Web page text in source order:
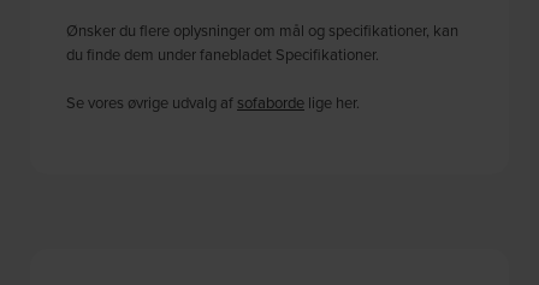
Ønsker du flere oplysninger om mål og specifikationer, kan
du finde dem under fanebladet Specifikationer.
Se vores øvrige udvalg af sofaborde lige her.